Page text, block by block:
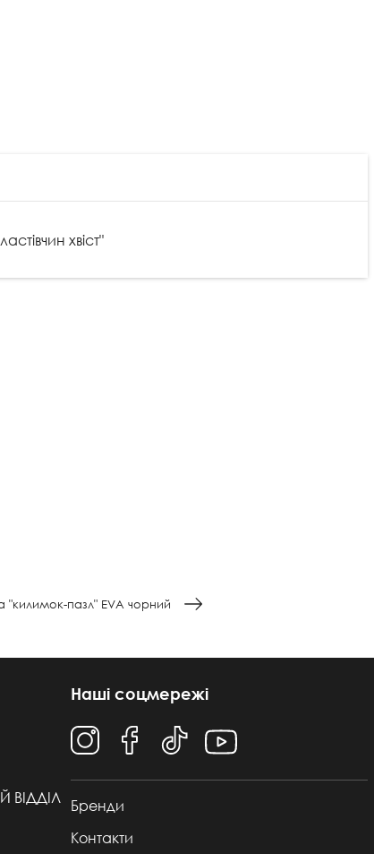
хвіст"
"килимок-пазл" EVA чорний
ВІДДІЛ
Наші соцмережі
Бренди
Контакти